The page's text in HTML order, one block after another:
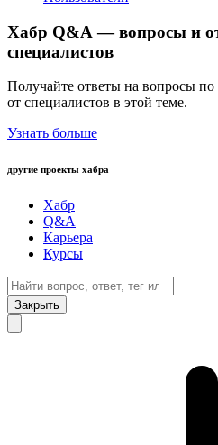
Хабр Q&A — вопросы и
специалистов
Получайте ответы на вопросы
от специалистов в этой теме.
Узнать больше
другие проекты хабра
Хабр
Q&A
Карьера
Курсы
Закрыть